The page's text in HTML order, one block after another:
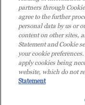
© 2026 TD SYNNEX Italy
(MI) - Numero di iscrizione al
07092780159 - P.IVA:
in altri Paesi. Società a socio
partners through
agree to the further
personal data by us or
content on other sites,
Statement and Cookie
your cookie
apply cookies being
website, which do not
Statement